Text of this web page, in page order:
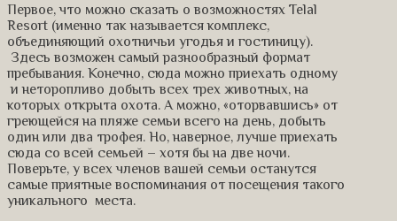
Первое, что можно сказать о возможностях Telal
Resort (именно так называется комплекс,
объединяющий охотничьи угодья и гостиницу).
Здесь возможен самый разнообразный формат
пребывания. Конечно, сюда можно приехать одному
и неторопливо добыть всех трех животных, на
которых открыта охота. А можно, «оторвавшись» от
греющейся на пляже семьи всего на день, добыть
один или два трофея. Но, наверное, лучше приехать
сюда со всей семьей – хотя бы на две ночи.
Поверьте, у всех членов вашей семьи останутся
самые приятные воспоминания от посещения такого
уникального места.